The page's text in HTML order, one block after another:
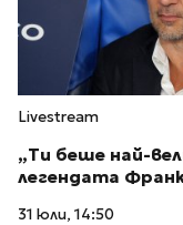
Livestream
„Ти беше най-
легендата
31 юли, 14:50